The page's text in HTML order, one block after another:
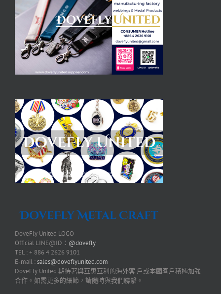
DoveFly United LOGO
Official LINE@ID： @dovefly
TEL : + 886 4 2626 9101
E-mail :sales@doveflyunited.com
DoveFly United 期待著與互惠互利的海外客 戶或本國客戶積極加強
合作。如需更多的細節，請隨時與我們聯繫。